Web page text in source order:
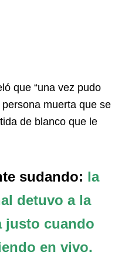
que “una vez pudo
muerta que se
de blanco que le
sudando: la
detuvo a la
justo cuando
en vivo.